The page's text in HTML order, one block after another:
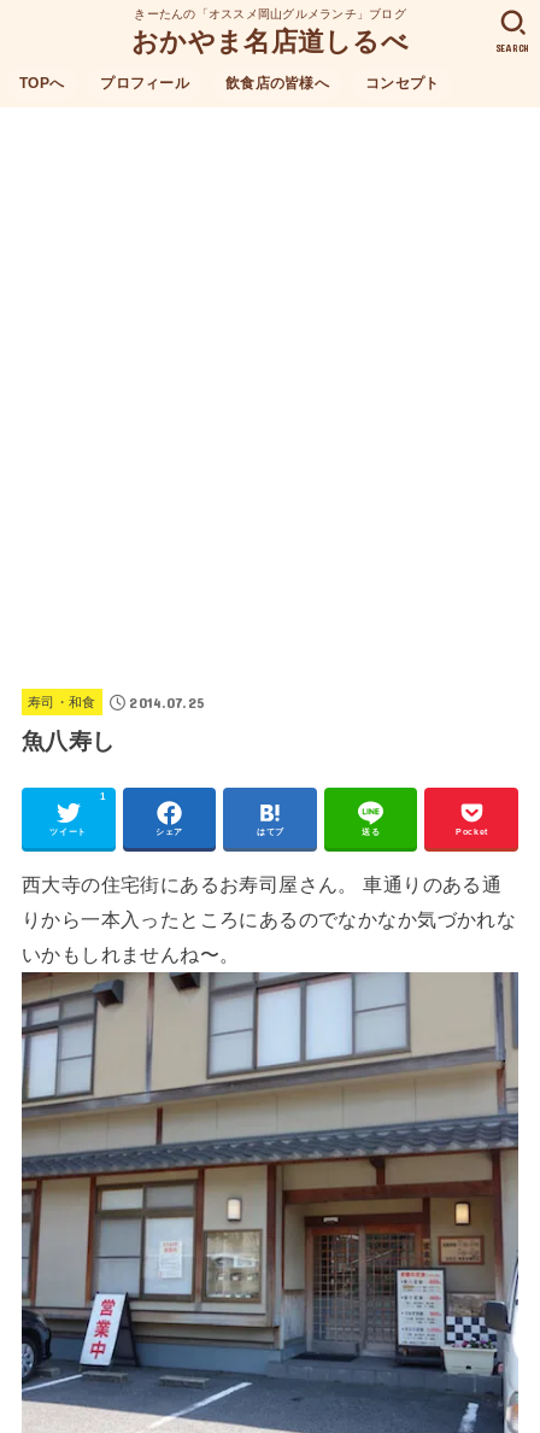
きーたんの「オススメ岡山グルメランチ」ブログ
おかやま名店道しるべ
TOPへ プロフィール 飲食店の皆様へ コンセプト
SEARCH
寿司・和食 2014.07.25
魚八寿し
ツイート
1
シェア はてブ 送る Pocket
西大寺の住宅街にあるお寿司屋さん。 車通りのある通
りから一本入ったところにあるのでなかなか気づかれな
いかもしれませんね〜。